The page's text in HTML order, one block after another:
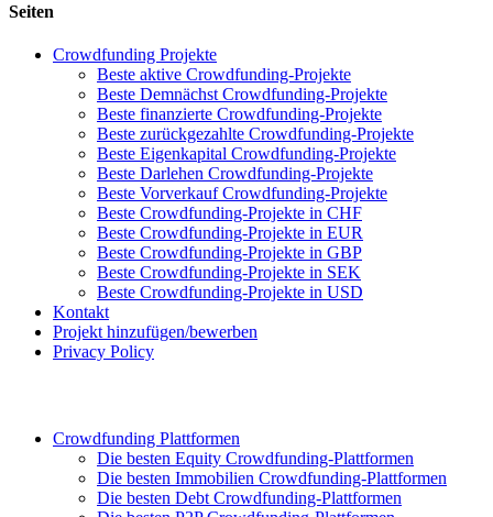
Seiten
Crowdfunding Projekte
Beste aktive Crowdfunding-Projekte
Beste Demnächst Crowdfunding-Projekte
Beste finanzierte Crowdfunding-Projekte
Beste zurückgezahlte Crowdfunding-Projekte
Beste Eigenkapital Crowdfunding-Projekte
Beste Darlehen Crowdfunding-Projekte
Beste Vorverkauf Crowdfunding-Projekte
Beste Crowdfunding-Projekte in CHF
Beste Crowdfunding-Projekte in EUR
Beste Crowdfunding-Projekte in GBP
Beste Crowdfunding-Projekte in SEK
Beste Crowdfunding-Projekte in USD
Kontakt
Projekt hinzufügen/bewerben
Privacy Policy
Crowdfunding Plattformen
Die besten Equity Crowdfunding-Plattformen
Die besten Immobilien Crowdfunding-Plattformen
Die besten Debt Crowdfunding-Plattformen